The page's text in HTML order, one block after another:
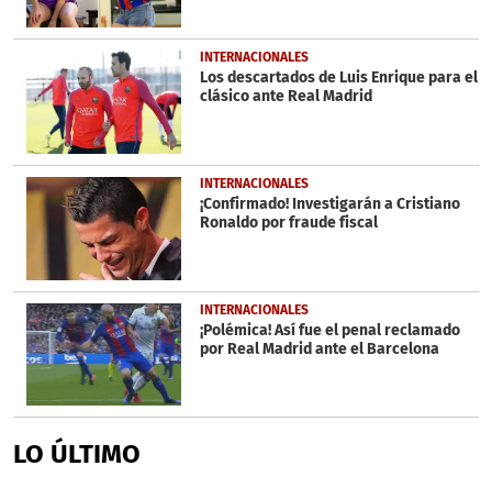
INTERNACIONALES
Los descartados de Luis Enrique para el
clásico ante Real Madrid
INTERNACIONALES
¡Confirmado! Investigarán a Cristiano
Ronaldo por fraude fiscal
INTERNACIONALES
¡Polémica! Así fue el penal reclamado
por Real Madrid ante el Barcelona
LO ÚLTIMO